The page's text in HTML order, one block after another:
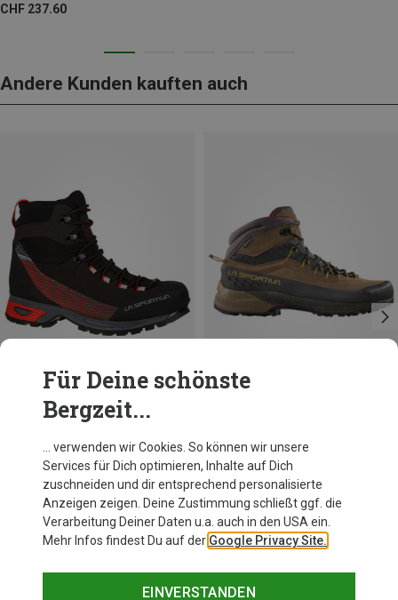
CHF 237.60
Andere Kunden kauften auch
Du sparst 20%
Für Deine schönste
Bergzeit...
… verwenden wir Cookies. So können wir unsere
Services für Dich optimieren, Inhalte auf Dich
zuschneiden und dir entsprechend personalisierte
Anzeigen zeigen. Deine Zustimmung schließt ggf. die
Verarbeitung Deiner Daten u.a. auch in den USA ein.
Mehr Infos findest Du auf der Google Privacy Site.
EINVERSTANDEN